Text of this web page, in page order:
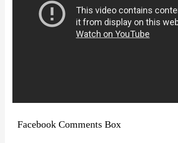
Facebook Comments Box